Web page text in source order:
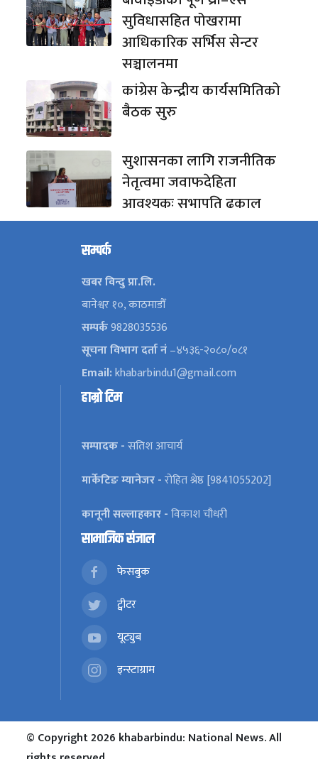
सुविधासहित पोखरामा
आधिकारिक सर्भिस सेन्टर
सञ्चालनमा
कांग्रेस केन्द्रीय कार्यसमितिको
बैठक सुरु
सुशासनका लागि राजनीतिक
नेतृत्वमा जवाफदेहिता
आवश्यकः सभापति ढकाल
सम्पर्क
खबर विन्दु प्रा.लि.
बानेश्वर १०, काठमाडौँ
सम्पर्क9828035536
सूचना विभाग दर्ता नं–४५३६-२०८०/०८१
Email:khabarbindu1@gmail.com
हाम्रो टिम
सम्पादक -सतिश आचार्य
मार्केटिङ म्यानेजर -रोहित श्रेष्ठ [9841055202]
कानूनी सल्लाहकार -विकाश चौधरी
सामाजिक संजाल
फेसबुक
ट्वीटर
यूट्युब
इन्स्टाग्राम
© Copyright 2026 khabarbindu: National News. All